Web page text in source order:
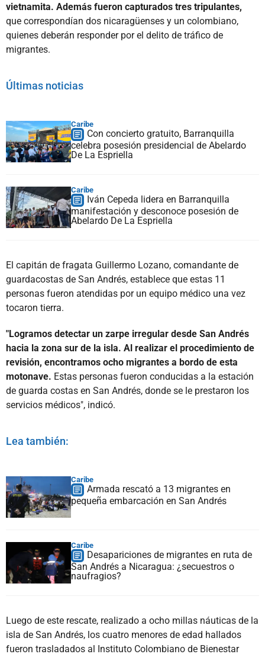
vietnamita. Además fueron capturados tres tripulantes,
que correspondían dos nicaragüenses y un colombiano,
quienes deberán responder por el delito de tráfico de
migrantes.
Últimas noticias
Caribe
Con concierto gratuito, Barranquilla
celebra posesión presidencial de Abelardo
De La Espriella
Caribe
Iván Cepeda lidera en Barranquilla
manifestación y desconoce posesión de
Abelardo De La Espriella
El capitán de fragata Guillermo Lozano, comandante de
guardacostas de San Andrés, establece que estas 11
personas fueron atendidas por un equipo médico una vez
tocaron tierra.
"Logramos detectar un zarpe irregular desde San Andrés
hacia la zona sur de la isla. Al realizar el procedimiento de
revisión, encontramos ocho migrantes a bordo de esta
motonave. Estas personas fueron conducidas a la estación
de guarda costas en San Andrés, donde se le prestaron los
servicios médicos", indicó.
Lea también:
Caribe
Armada rescató a 13 migrantes en
pequeña embarcación en San Andrés
Caribe
Desapariciones de migrantes en ruta de
San Andrés a Nicaragua: ¿secuestros o
naufragios?
Luego de este rescate, realizado a ocho millas náuticas de la
isla de San Andrés, los cuatro menores de edad hallados
fueron trasladados al Instituto Colombiano de Bienestar